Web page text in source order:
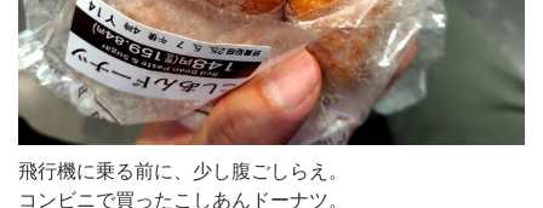
飛行機に乗る前に、少し腹ごしらえ。
コンビニで買ったこしあんドーナツ。